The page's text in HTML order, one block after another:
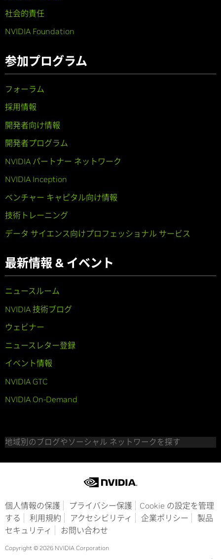
社会的責任
NVIDIA Foundation
参加プログラム
フォーラム
採用情報
開発者向け情報
開発者プログラム
NVIDIA パートナー ネットワーク
NVIDIA Inception
ベンチャー キャピタル向け情報
技術トレーニング
データ サイエンス向けプロフェッショナル サービス
最新情報 & イベント
ニュースルーム
NVIDIA 技術ブログ
ウェビナー
ニュースレター登録
イベント情報
NVIDIA GTC
NVIDIA On-Demand
地域別のブログやソーシャル ネットワークを探す
個人情報の保護 プライバシー保護
Cookie の設定を管理
する
利用規約 アクセシビリティ 企業ポリシー
製品
セキュリティ
お問い合わせ
Copyright © 2026 NVIDIA Corporation